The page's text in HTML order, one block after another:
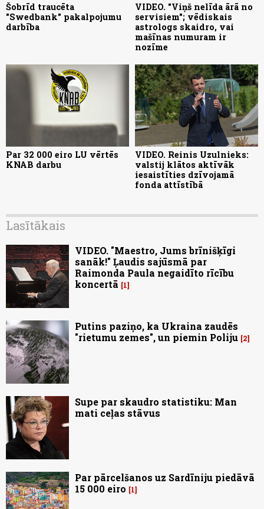
Šobrīd traucēta
"Swedbank" pakalpojumu
darbība
VIDEO. "Viņš nelīda ārā no
servisiem"; vēdiskais
astrologs skaidro, vai
mašīnas numuram ir
nozīme
Par 32 000 eiro LU vērtēs
KNAB darbu
VIDEO. Reinis Uzulnieks:
valstij klātos aktīvāk
iesaistīties dzīvojamā
fonda attīstībā
Lasītākais
VIDEO. "Maestro, Jums brīnišķīgi
sanāk!" Ļaudis sajūsmā par
Raimonda Paula negaidīto rīcību
koncertā
1
Putins paziņo, ka Ukraina zaudēs
"rietumu zemes", un piemin Poliju 2
Supe par skaudro statistiku: Man
mati ceļas stāvus
Par pārcelšanos uz Sardīniju piedāvā
15 000 eiro
1